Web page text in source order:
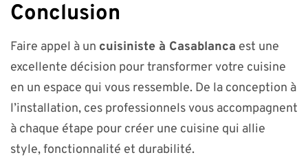
Conclusion
Faire appel à un cuisiniste à Casablanca est une
excellente décision pour transformer votre cuisine
en un espace qui vous ressemble. De la conception à
l’installation, ces professionnels vous accompagnent
à chaque étape pour créer une cuisine qui allie
style, fonctionnalité et durabilité.